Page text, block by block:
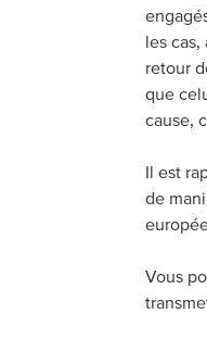
les
retour
que
cause,
Il est
de
Vous